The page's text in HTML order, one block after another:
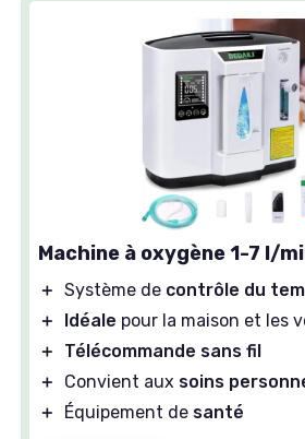
Machine à oxygène 1-7 l/
＋ Système de contrôle du
＋
Idéale pour la maison et les
＋
Télécommande sans fil
＋
Convient aux soins
＋
Équipement de santé